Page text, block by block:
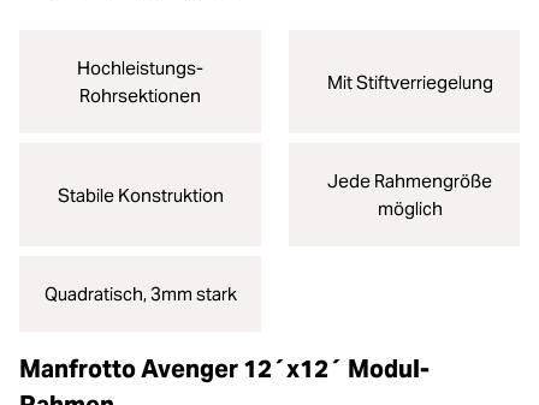
Hochleistungs-
Rohrsektionen
Mit Stiftverriegelung
Stabile Konstruktion
Jede Rahmengröße
möglich
Quadratisch, 3mm stark
Manfrotto Avenger 12´x12´ Modul-